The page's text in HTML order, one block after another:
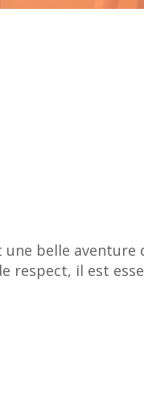
une belle
respect, il est